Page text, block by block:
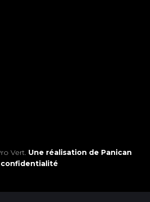
Vert. Une réalisation de Panican